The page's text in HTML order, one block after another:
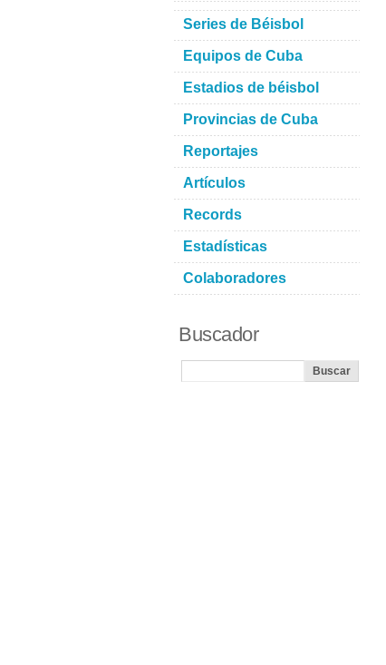
Series de Béisbol
Equipos de Cuba
Estadios de béisbol
Provincias de Cuba
Reportajes
Artículos
Records
Estadísticas
Colaboradores
Buscador